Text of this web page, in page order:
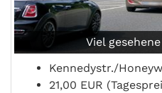
Viel
Kennedystr./
21,00 EUR